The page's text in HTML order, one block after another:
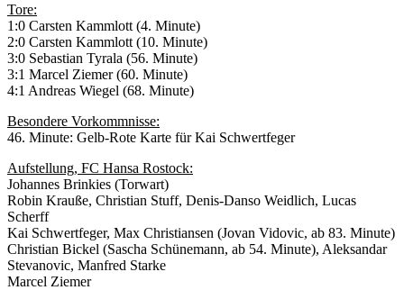
Tore:
1:0 Carsten Kammlott (4. Minute)
2:0 Carsten Kammlott (10. Minute)
3:0 Sebastian Tyrala (56. Minute)
3:1 Marcel Ziemer (60. Minute)
4:1 Andreas Wiegel (68. Minute)
Besondere Vorkommnisse:
46. Minute: Gelb-Rote Karte für Kai Schwertfeger
Aufstellung, FC Hansa Rostock:
Johannes Brinkies (Torwart)
Robin Krauße, Christian Stuff, Denis-Danso Weidlich, Lucas
Scherff
Kai Schwertfeger, Max Christiansen (Jovan Vidovic, ab 83. Minute)
Christian Bickel (Sascha Schünemann, ab 54. Minute), Aleksandar
Stevanovic, Manfred Starke
Marcel Ziemer